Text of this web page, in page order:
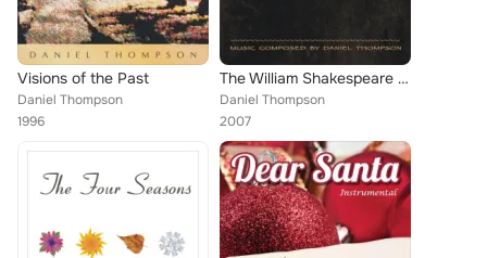
Visions of the Past
Daniel Thompson
1996
The William Shakespeare Soundtrack
Daniel Thompson
2007